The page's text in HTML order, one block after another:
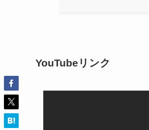
YouTubeリンク